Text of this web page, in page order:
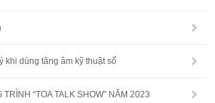
khi dùng tăng âm kỹ thuật số
“TOA TALK SHOW” NĂM 2023